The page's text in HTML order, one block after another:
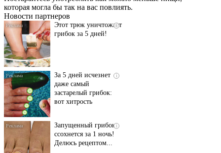
которая могла бы так на вас повлиять.
Новости партнеров
i
Этот трюк уничтожает
грибок за 5 дней!
i
За 5 дней исчезнет
даже самый
застарелый грибок:
вот хитрость
i
Запущенный грибок
ссохнется за 1 ночь!
Делюсь рецептом...